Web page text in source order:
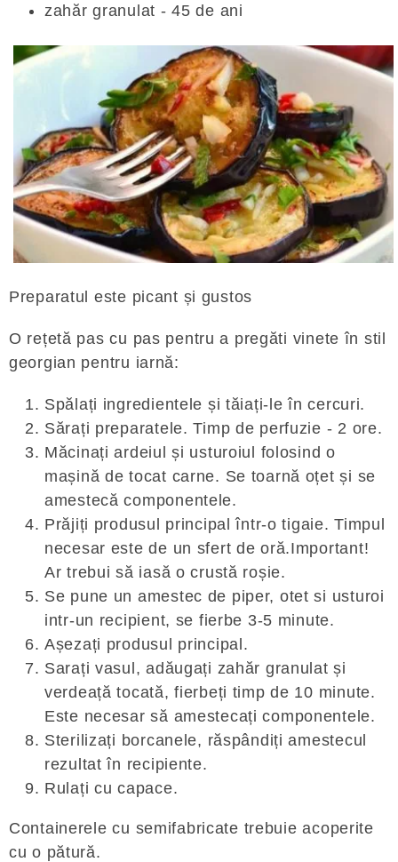
zahăr granulat - 45 de ani
Preparatul este picant și gustos
O rețetă pas cu pas pentru a pregăti vinete în stil
georgian pentru iarnă:
Spălați ingredientele și tăiați-le în cercuri.
Sărați preparatele. Timp de perfuzie - 2 ore.
Măcinați ardeiul și usturoiul folosind o
mașină de tocat carne. Se toarnă oțet și se
amestecă componentele.
Prăjiți produsul principal într-o tigaie. Timpul
necesar este de un sfert de oră.Important!
Ar trebui să iasă o crustă roșie.
Se pune un amestec de piper, otet si usturoi
intr-un recipient, se fierbe 3-5 minute.
Așezați produsul principal.
Sarați vasul, adăugați zahăr granulat și
verdeață tocată, fierbeți timp de 10 minute.
Este necesar să amestecați componentele.
Sterilizați borcanele, răspândiți amestecul
rezultat în recipiente.
Rulați cu capace.
Containerele cu semifabricate trebuie acoperite
cu o pătură.